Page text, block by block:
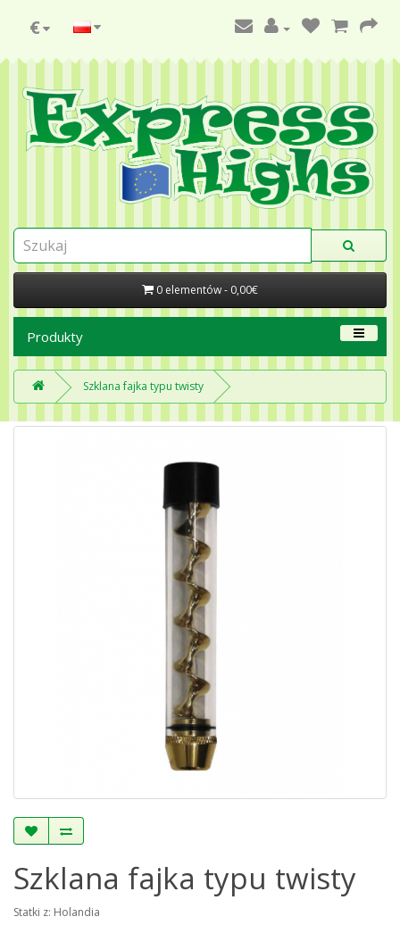
€
0 elementów - 0,00€
Produkty
Szklana fajka typu twisty
Szklana fajka typu twisty
Statki z: Holandia